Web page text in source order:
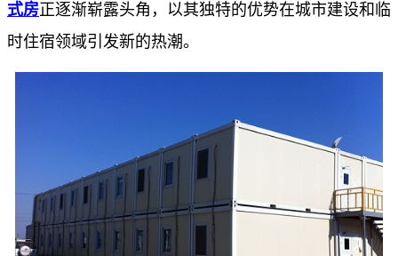
式房正逐渐崭露头角，以其独特的优势在城市建设和临
时住宿领域引发新的热潮。